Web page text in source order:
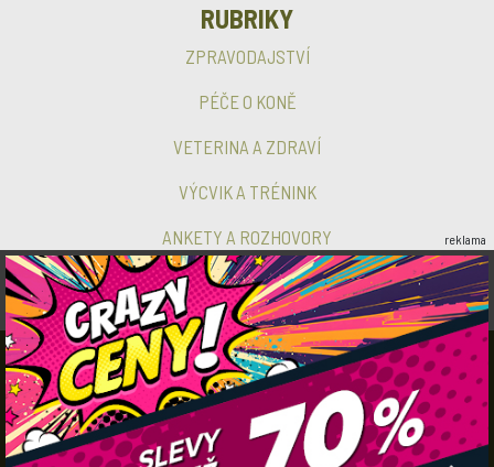
RUBRIKY
ZPRAVODAJSTVÍ
PÉČE O KONĚ
VETERINA A ZDRAVÍ
VÝCVIK A TRÉNINK
ANKETY A ROZHOVORY reklama